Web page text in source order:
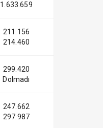
1.633.659
211.156
214.460
299.420
Dolmadı
247.662
297.987